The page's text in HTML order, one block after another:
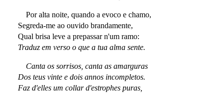
Por alta noite, quando a evoco e chamo,
Segreda-me ao ouvido brandamente,
Qual brisa leve a prepassar n'um ramo:
Traduz em verso o que a tua alma sente.
Canta os sorrisos, canta as amarguras
Dos teus vinte e dois annos incompletos.
Faz d'elles um collar d'estrophes puras,